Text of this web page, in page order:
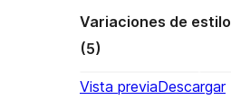
Variaciones de estilo
(5)
Vista previaDescargar